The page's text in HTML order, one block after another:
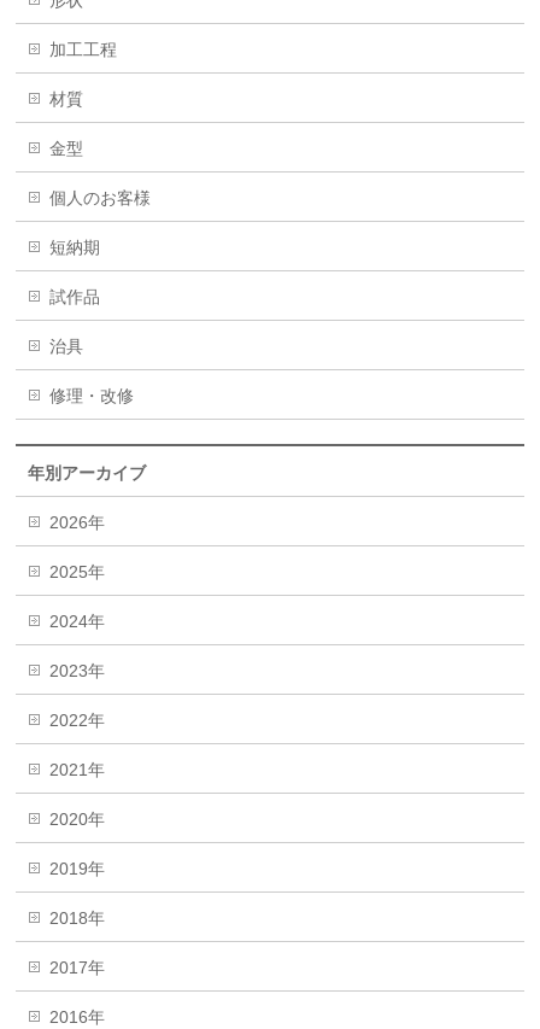
加工工程
材質
金型
個人のお客様
短納期
試作品
治具
修理・改修
年別アーカイブ
2026年
2025年
2024年
2023年
2022年
2021年
2020年
2019年
2018年
2017年
2016年